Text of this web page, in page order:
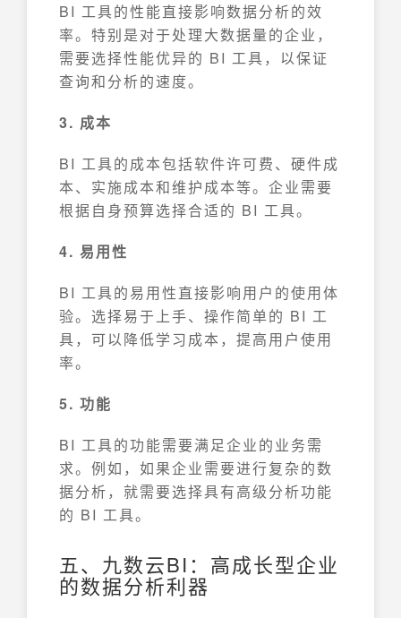
BI 工具的性能直接影响数据分析的效
率。特别是对于处理大数据量的企业，
需要选择性能优异的 BI 工具，以保证
查询和分析的速度。
3. 成本
BI 工具的成本包括软件许可费、硬件成
本、实施成本和维护成本等。企业需要
根据自身预算选择合适的 BI 工具。
4. 易用性
BI 工具的易用性直接影响用户的使用体
验。选择易于上手、操作简单的 BI 工
具，可以降低学习成本，提高用户使用
率。
5. 功能
BI 工具的功能需要满足企业的业务需
求。例如，如果企业需要进行复杂的数
据分析，就需要选择具有高级分析功能
的 BI 工具。
五、九数云BI：高成长型企业
的数据分析利器